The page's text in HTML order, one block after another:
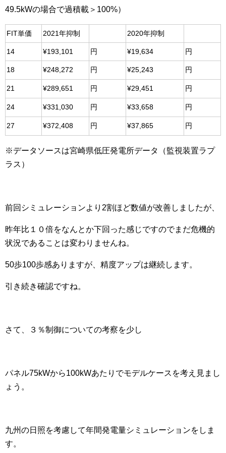
49.5kWの場合で過積載＞100%）
FIT単価 2021年抑制 2020年抑制
14 ¥193,101 円 ¥19,634 円
18 ¥248,272 円 ¥25,243 円
21 ¥289,651 円 ¥29,451 円
24 ¥331,030 円 ¥33,658 円
27 ¥372,408 円 ¥37,865 円
※データソースは宮崎県低圧発電所データ（監視装置ラプ
ラス）
前回シミュレーションより2割ほど数値が改善しましたが、
昨年比１０倍をなんとか下回った感じですのでまだ危機的
状況であることは変わりませんね。
50歩100歩感ありますが、精度アップは継続します。
引き続き確認ですね。
さて、３％制御についての考察を少し
パネル75kWから100kWあたりでモデルケースを考え見まし
ょう。
九州の日照を考慮して年間発電量シミュレーションをしま
す。